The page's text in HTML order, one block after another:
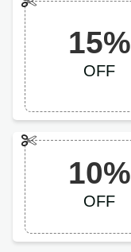
15%
OFF
10%
OFF